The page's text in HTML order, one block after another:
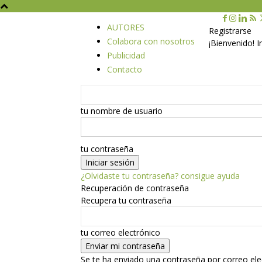
AUTORES
Colabora con nosotros
Publicidad
Contacto
Registrarse
¡Bienvenido!
tu nombre de usuario
tu contraseña
¿Olvidaste tu contraseña? consigue ayuda
Recuperación de contraseña
Recupera tu contraseña
tu correo electrónico
Se te ha enviado una contraseña por correo